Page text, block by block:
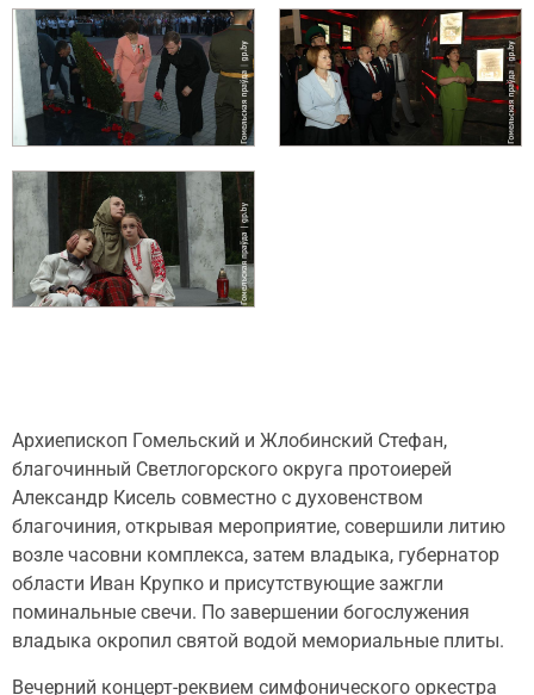
Архиепископ Гомельский и Жлобинский Стефан,
благочинный Светлогорского округа протоиерей
Александр Кисель совместно с духовенством
благочиния, открывая мероприятие, совершили литию
возле часовни комплекса, затем владыка, губернатор
области Иван Крупко и присутствующие зажгли
поминальные свечи. По завершении богослужения
владыка окропил святой водой мемориальные плиты.
Вечерний концерт-реквием симфонического оркестра